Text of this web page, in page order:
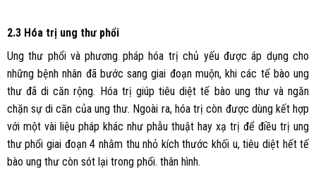
2.3 Hóa trị ung thư phổi
Ung thư phổi và phương pháp hóa trị chủ yếu được áp dụng cho
những bệnh nhân đã bước sang giai đoạn muộn, khi các tế bào ung
thư đã di căn rộng. Hóa trị giúp tiêu diệt tế bào ung thư và ngăn
chặn sự di căn của ung thư. Ngoài ra, hóa trị còn được dùng kết hợp
với một vài liệu pháp khác như phẫu thuật hay xạ trị để điều trị ung
thư phổi giai đoạn 4 nhằm thu nhỏ kích thước khối u, tiêu diệt hết tế
bào ung thư còn sót lại trong phổi. thân hình.